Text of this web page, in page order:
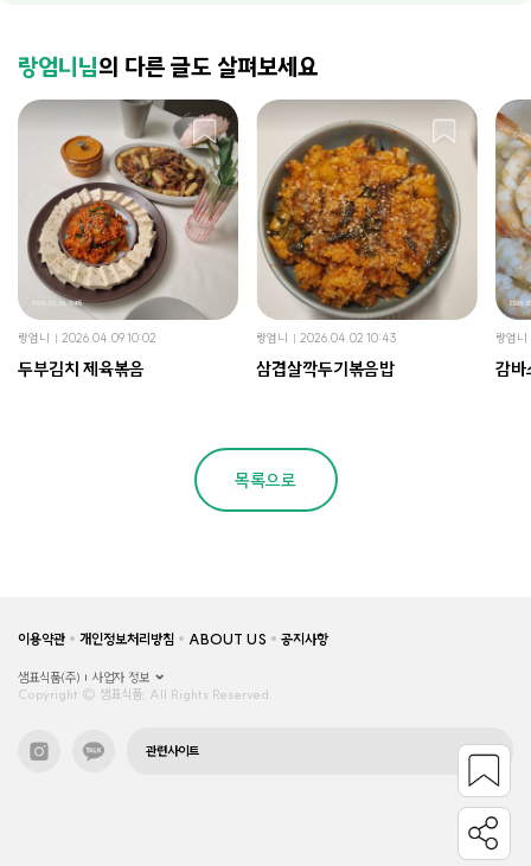
랑엄니님의 다른 글도 살펴보세요
랑엄니 2026.04.09 10:02
두부김치 제육볶음
랑엄니 2026.04.02 10:43
삼겹살깍두기볶음밥
랑엄니
감바
목록으로
이용약관 개인정보처리방침 ABOUT US 공지사항
샘표식품(주)
사업자 정보
Copyright © 샘표식품, All Rights Reserved.
관련사이트